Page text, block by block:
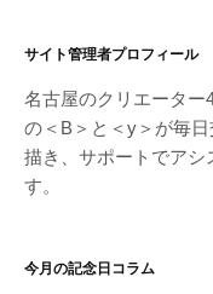
サイト管理者プロフィール
名古屋のクリエーター
の＜B＞と＜y＞が毎
描き、サポートでアシ
す。
今月の記念日コラム